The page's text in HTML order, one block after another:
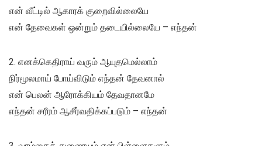
என் வீட்டில் ஆகாரக் குறைவில்லையே
என் தேவைகள் ஒன்றும் தடையில்லையே – எந்தன்
2. எனக்கெதிராய் வரும் ஆயுதமெல்லாம்
நிர்மூலமாய் போய்விடும் எந்தன் தேவனால்
என் பெலன் ஆரோக்கியம் தேவதானமே
எந்தன் சரீரம் ஆசீர்வதிக்கப்படும் – எந்தன்